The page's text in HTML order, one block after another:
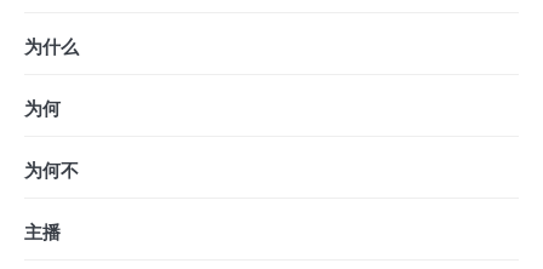
为什么
为何
为何不
主播